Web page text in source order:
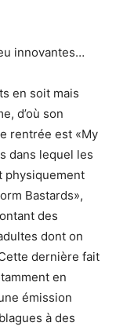
innovantes…
en soit mais
d’où son
rentrée est «My
dans lequel les
physiquement
Bastards»,
des
dont on
dernière fait
en
émission
à des